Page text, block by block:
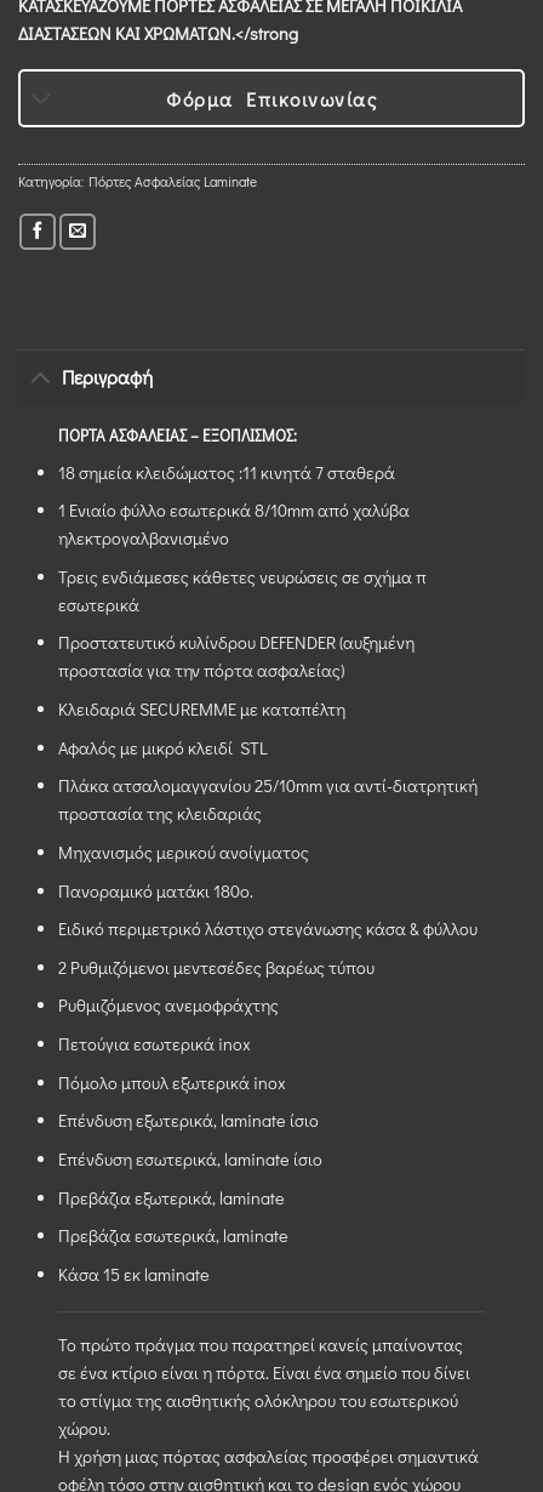
ΚΑΤΑΣΚΕΥΑΖΟΥΜΕ ΠΟΡΤΕΣ ΑΣΦΑΛΕΙΑΣ ΣΕ ΜΕΓΑΛΗ ΠΟΙΚΙΛΙΑ
ΔΙΑΣΤΑΣΕΩΝ ΚΑΙ ΧΡΩΜΑΤΩΝ.</strong
Φόρμα Επικοινωνίας
Κατηγορία: Πόρτες Ασφαλείας Laminate
Περιγραφή
ΠΟΡΤΑ ΑΣΦΑΛΕΙΑΣ – ΕΞΟΠΛΙΣΜΟΣ:
18 σημεία κλειδώματος :11 κινητά 7 σταθερά
1 Ενιαίο φύλλο εσωτερικά 8/10mm από χαλύβα
ηλεκτρογαλβανισμένο
Τρεις ενδιάμεσες κάθετες νευρώσεις σε σχήμα π
εσωτερικά
Προστατευτικό κυλίνδρου DEFENDER (αυξημένη
προστασία για την πόρτα ασφαλείας)
Κλειδαριά SECUREMME με καταπέλτη
Aφαλός με μικρό κλειδί STL
Πλάκα ατσαλομαγγανίου 25/10mm για αντί-διατρητική
προστασία της κλειδαριάς
Μηχανισμός μερικού ανοίγματος
Πανοραμικό ματάκι 180ο.
Ειδικό περιμετρικό λάστιχο στεγάνωσης κάσα & φύλλου
2 Ρυθμιζόμενοι μεντεσέδες βαρέως τύπου
Ρυθμιζόμενος ανεμοφράχτης
Πετούγια εσωτερικά inox
Πόμολο μπουλ εξωτερικά inox
Επένδυση εξωτερικά, laminate ίσιο
Επένδυση εσωτερικά, laminate ίσιο
Πρεβάζια εξωτερικά, laminate
Πρεβάζια εσωτερικά, laminate
Κάσα 15 εκ laminate
Το πρώτο πράγμα που παρατηρεί κανείς μπαίνοντας
σε ένα κτίριο είναι η πόρτα. Είναι ένα σημείο που δίνει
το στίγμα της αισθητικής ολόκληρου του εσωτερικού
χώρου.
Η χρήση μιας πόρτας ασφαλείας προσφέρει σημαντικά
οφέλη τόσο στην αισθητική και το design ενός χώρου